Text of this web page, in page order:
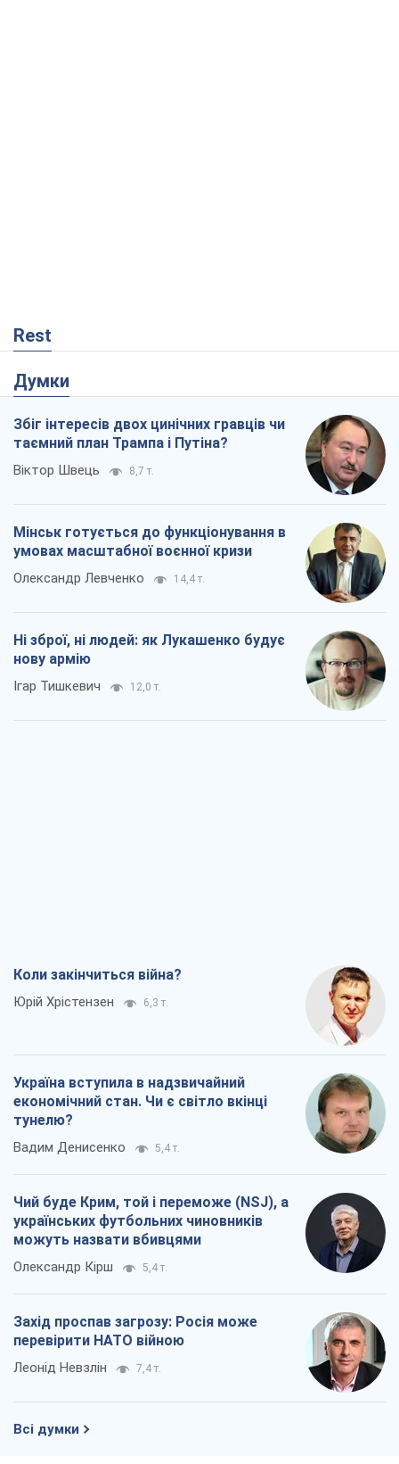
Rest
Думки
Збіг інтересів двох цинічних гравців чи
таємний план Трампа і Путіна?
Віктор Швець 8,7 т.
Мінськ готується до функціонування в
умовах масштабної воєнної кризи
Олександр Левченко 14,4 т.
Ні зброї, ні людей: як Лукашенко будує
нову армію
Ігар Тишкевич 12,0 т.
Коли закінчиться війна?
Юрій Хрістензен 6,3 т.
Україна вступила в надзвичайний
економічний стан. Чи є світло вкінці
тунелю?
Вадим Денисенко 5,4 т.
Чий буде Крим, той і переможе (NSJ), а
українських футбольних чиновників
можуть назвати вбивцями
Олександр Кірш 5,4 т.
Захід проспав загрозу: Росія може
перевірити НАТО війною
Леонід Невзлін 7,4 т.
Всі думки